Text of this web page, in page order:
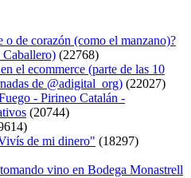
o de corazón (como el manzano)?
(22768)
el ecommerce (parte de las 10
de @adigital_org) (22027)
- Pirineo Catalán -
(20744)
de mi dinero" (18297)
vino en Bodega Monastrell